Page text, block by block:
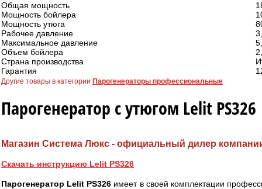
Общая мощность
Мощность бойлера
Мощность утюга
Рабочее давление
Максимальное давление
Объем бойлера
Страна производства
Гарантия
Другие товары в категории Парогенераторы профессиональные
Парогенератор с утюгом Lelit PS326
Магазин Система Люкс - официальный дилер
Скачать инструкцию Lelit PS326
Парогенератор Lelit PS326 имеет в своей комплектации